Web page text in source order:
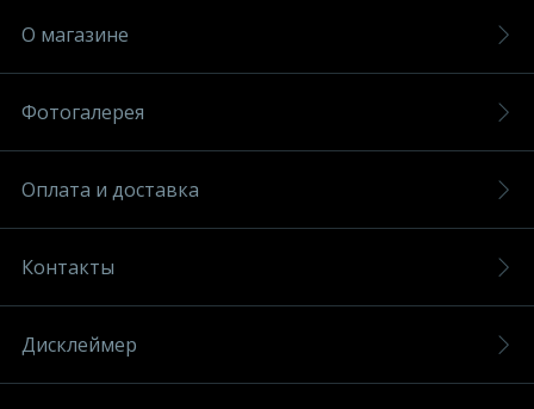
О магазине
Фотогалерея
Оплата и доставка
Контакты
Дисклеймер